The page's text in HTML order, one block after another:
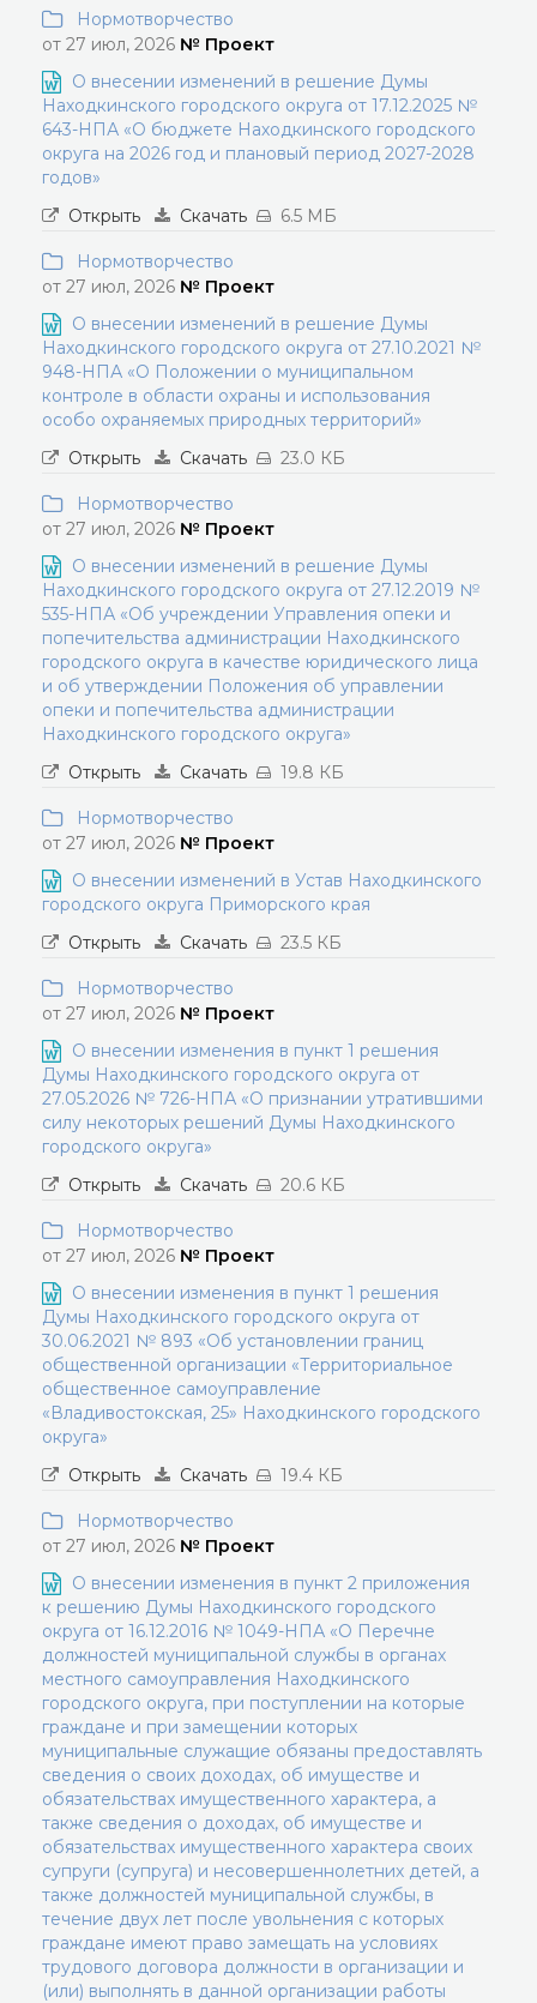
Нормотворчество
от 27 июл, 2026 № Проект
О внесении изменений в решение Думы
Находкинского городского округа от 17.12.2025 №
643-НПА «О бюджете Находкинского городского
округа на 2026 год и плановый период 2027-2028
годов»
Открыть
Скачать 6.5 МБ
Нормотворчество
от 27 июл, 2026 № Проект
О внесении изменений в решение Думы
Находкинского городского округа от 27.10.2021 №
948-НПА «О Положении о муниципальном
контроле в области охраны и использования
особо охраняемых природных территорий»
Открыть
Скачать 23.0 КБ
Нормотворчество
от 27 июл, 2026 № Проект
О внесении изменений в решение Думы
Находкинского городского округа от 27.12.2019 №
535-НПА «Об учреждении Управления опеки и
попечительства администрации Находкинского
городского округа в качестве юридического лица
и об утверждении Положения об управлении
опеки и попечительства администрации
Находкинского городского округа»
Открыть
Скачать 19.8 КБ
Нормотворчество
от 27 июл, 2026 № Проект
О внесении изменений в Устав Находкинского
городского округа Приморского края
Открыть
Скачать 23.5 КБ
Нормотворчество
от 27 июл, 2026 № Проект
О внесении изменения в пункт 1 решения
Думы Находкинского городского округа от
27.05.2026 № 726-НПА «О признании утратившими
силу некоторых решений Думы Находкинского
городского округа»
Открыть
Скачать 20.6 КБ
Нормотворчество
от 27 июл, 2026 № Проект
О внесении изменения в пункт 1 решения
Думы Находкинского городского округа от
30.06.2021 № 893 «Об установлении границ
общественной организации «Территориальное
общественное самоуправление
«Владивостокская, 25» Находкинского городского
округа»
Открыть
Скачать 19.4 КБ
Нормотворчество
от 27 июл, 2026 № Проект
О внесении изменения в пункт 2 приложения
к решению Думы Находкинского городского
округа от 16.12.2016 № 1049-НПА «О Перечне
должностей муниципальной службы в органах
местного самоуправления Находкинского
городского округа, при поступлении на которые
граждане и при замещении которых
муниципальные служащие обязаны предоставлять
сведения о своих доходах, об имуществе и
обязательствах имущественного характера, а
также сведения о доходах, об имуществе и
обязательствах имущественного характера своих
супруги (супруга) и несовершеннолетних детей, а
также должностей муниципальной службы, в
течение двух лет после увольнения с которых
граждане имеют право замещать на условиях
трудового договора должности в организации и
(или) выполнять в данной организации работы